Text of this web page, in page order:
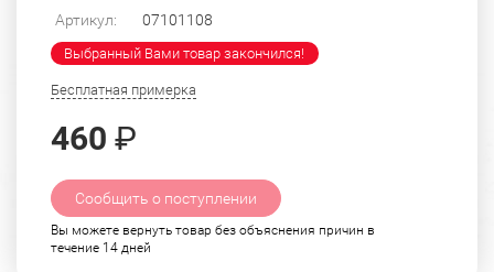
Артикул: 07101108
Выбранный Вами товар закончился!
Бесплатная примерка
460 ₽
Сообщить о поступлении
Вы можете вернуть товар без объяснения причин в
течение 14 дней